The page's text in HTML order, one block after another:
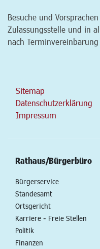
Besuche und
Zulassungsstelle und in
nach Terminvereinbarung
Sitemap
Datenschutzerklärung
Impressum
Rathaus/Bürgerbüro
Bürgerservice
Standesamt
Ortsgericht
Karriere - Freie Stellen
Politik
Finanzen